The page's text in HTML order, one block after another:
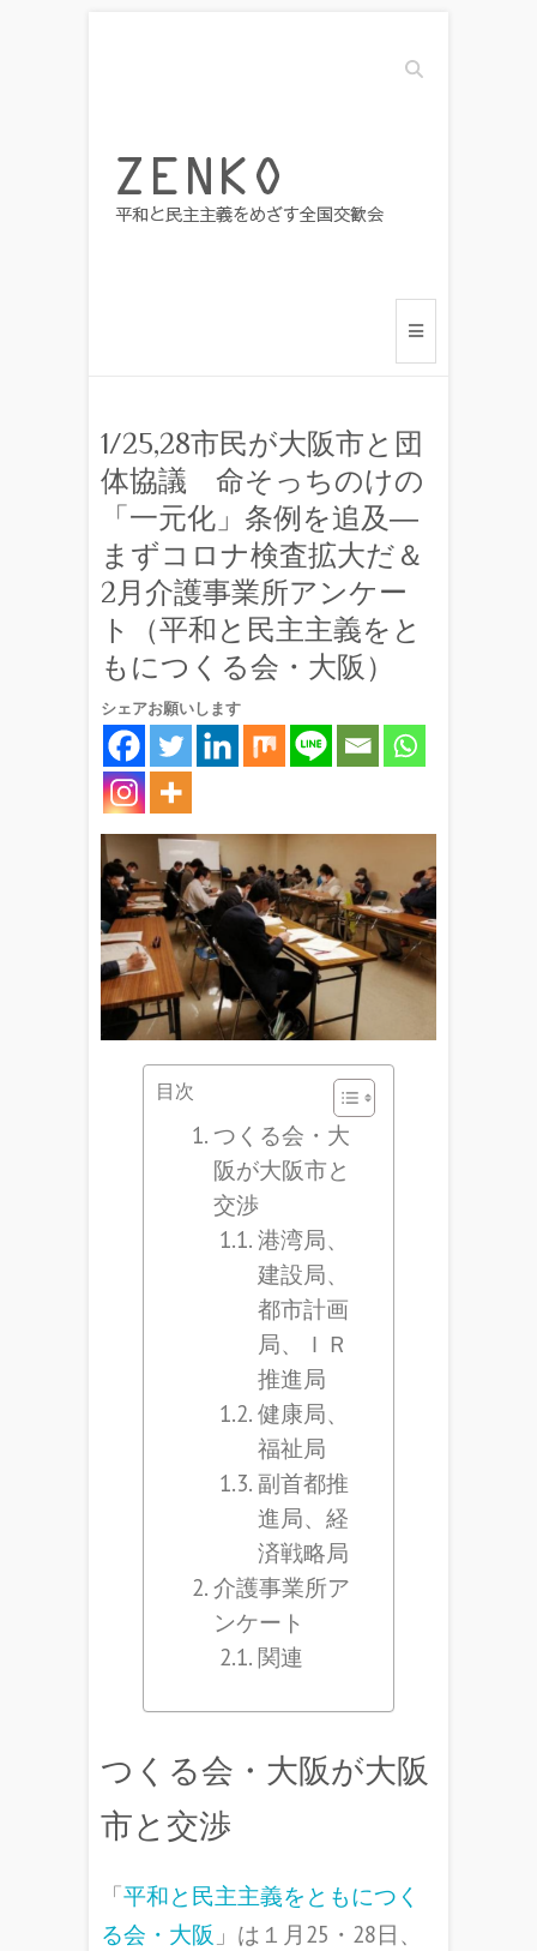
Search
1/25,28市民が大阪市と団
体協議 命そっちのけの
「一元化」条例を追及―
まずコロナ検査拡大だ＆
2月介護事業所アンケー
ト（平和と民主主義をと
もにつくる会・大阪）
シェアお願いします
目次
つくる会・大
阪が大阪市と
交渉
港湾局、
建設局、
都市計画
局、ＩＲ
推進局
健康局、
福祉局
副首都推
進局、経
済戦略局
介護事業所ア
ンケート
関連
つくる会・大阪が大阪
市と交渉
「平和と民主主義をともにつく
る会・大阪 」は１月25・28日、